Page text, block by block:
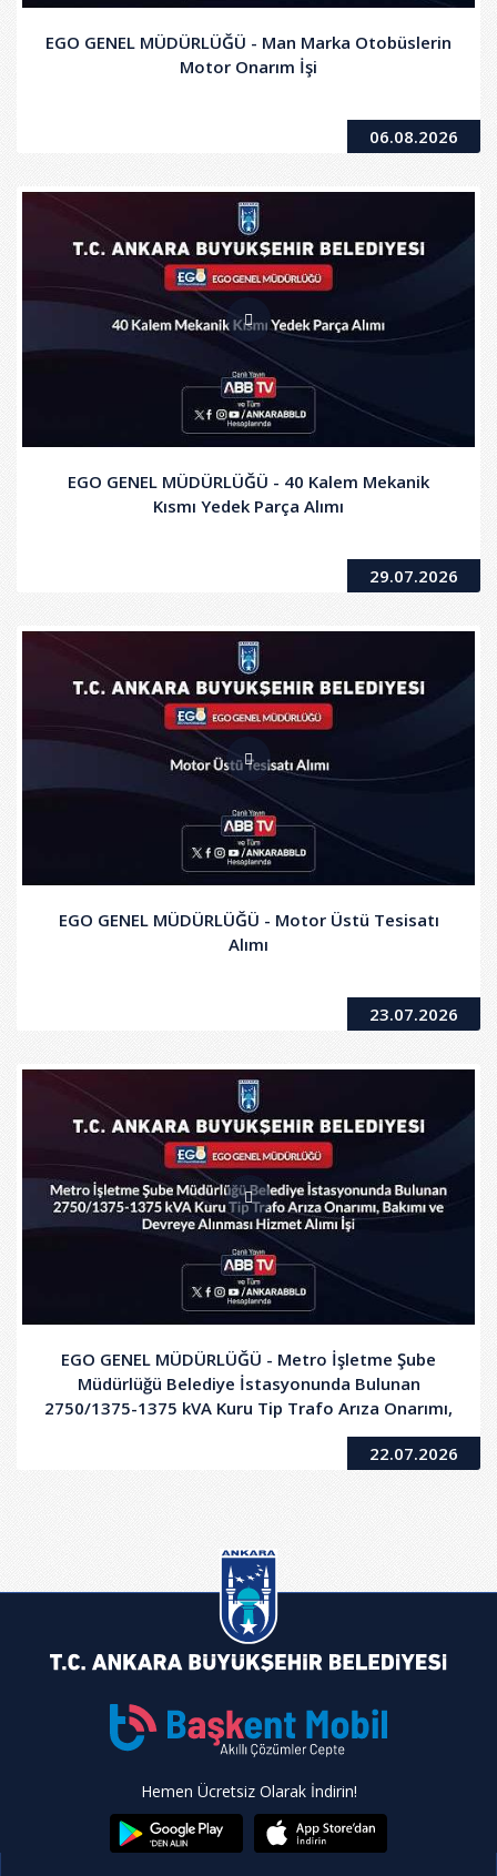
EGO GENEL MÜDÜRLÜĞÜ - Man Marka Otobüslerin
Motor Onarım İşi
06.08.2026
EGO GENEL MÜDÜRLÜĞÜ - 40 Kalem Mekanik
Kısmı Yedek Parça Alımı
29.07.2026
EGO GENEL MÜDÜRLÜĞÜ - Motor Üstü Tesisatı
Alımı
23.07.2026
EGO GENEL MÜDÜRLÜĞÜ - Metro İşletme Şube
Müdürlüğü Belediye İstasyonunda Bulunan
2750/1375-1375 kVA Kuru Tip Trafo Arıza Onarımı,
Bakımı ve Devreye Alınması Hizmet Alımı İşi
22.07.2026
Hemen Ücretsiz Olarak İndirin!